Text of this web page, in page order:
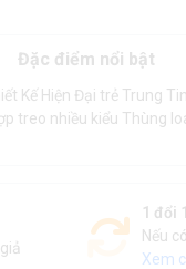
Đặc điểm nổi bật
Kế Hiện Đại trẻ Trung
treo nhiều kiểu Thùng
1 đổi
Nếu
Xem